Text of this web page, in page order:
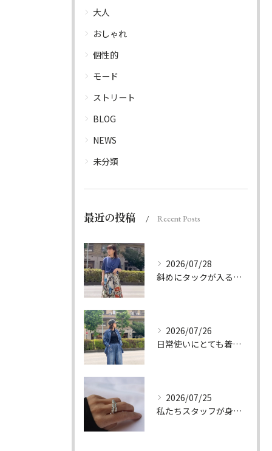
大人
おしゃれ
個性的
モード
ストリート
BLOG
NEWS
未分類
最近の投稿 Recent Posts
2026/07/28
斜めにタックが入る事でスカートに綺麗な流れができ、品の良さを...
2026/07/26
日常使いにとても着やすいデニムのセットアップ。
2026/07/25
私たちスタッフが身につけて良かったと思てるアクセサリーブラン...